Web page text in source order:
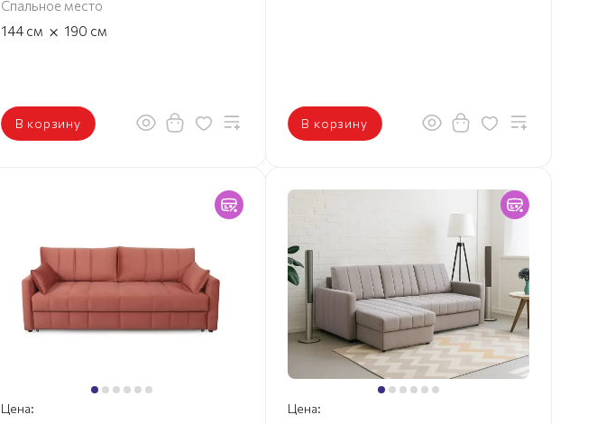
Спальное место
144 см × 190 см
В корзину В корзину
Цена: Цена: